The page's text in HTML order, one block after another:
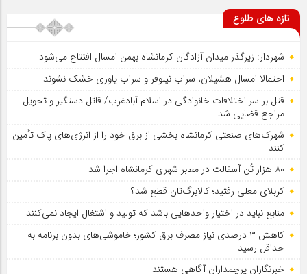
تازه های طلوع
شهردار: زیرگذر میدان آزادگان کرمانشاه بهمن امسال افتتاح می‌شود
احتمالا امسال هشیلان، سراب نیلوفر و سراب یاوری خشک نشوند
قتل بر سر اختلافات خانوادگی در اسلام آبادغرب/ قاتل دستگیر و تحویل
مراجع قضایی شد
شهرک‌های صنعتی کرمانشاه بخشی از برق خود را از انرژی‌های پاک تأمین
کنند
۸۰ هزار تُن آسفالت در معابر شهری کرمانشاه اجرا شد
کربلای معلی رفتید؛ کالابرگ‌تان قطع شد؟
منابع نباید در اختیار واحدهایی باشد که تولید و اشتغال ایجاد نمی‌کنند
کاهش ۳ درصدی نیاز مصرف برق کشور؛ خاموشی‌های بدون برنامه به
حداقل رسید
خبرنگاران پرچمداران آگاهی هستند